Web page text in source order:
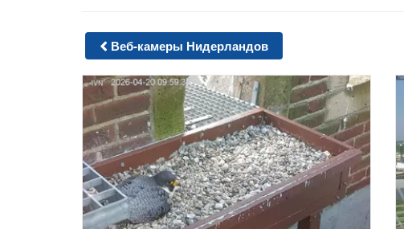
Веб-камеры Нидерландов